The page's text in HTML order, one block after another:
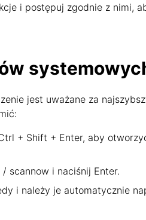
i postępuj zgodnie z nimi,
jest uważane za
+ Shift + Enter, aby
scannow i naciśnij Enter.
i należy je automatycznie